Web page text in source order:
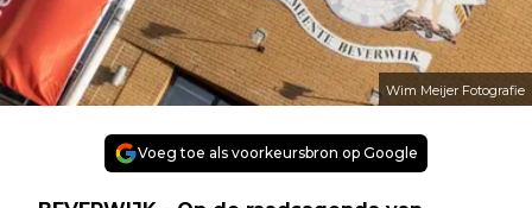
Wim Meijer Fotografie
Voeg toe als voorkeursbron op Google